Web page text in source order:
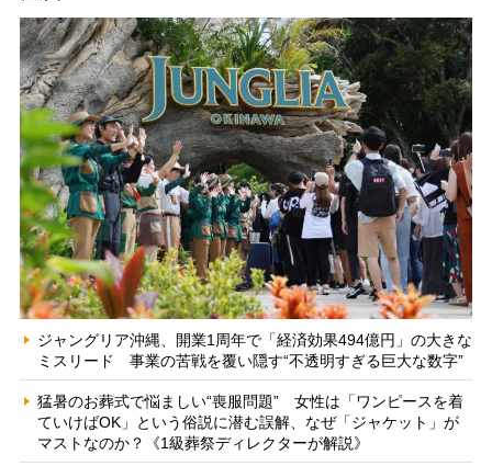
ジャングリア沖縄、開業1周年で「経済効果494億円」の大きな
ミスリード 事業の苦戦を覆い隠す“不透明すぎる巨大な数字”
猛暑のお葬式で悩ましい“喪服問題” 女性は「ワンピースを着
ていけばOK」という俗説に潜む誤解、なぜ「ジャケット」が
マストなのか？《1級葬祭ディレクターが解説》